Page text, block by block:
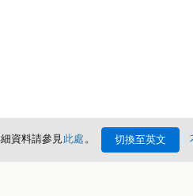
資料請參見此處。 切換至英文